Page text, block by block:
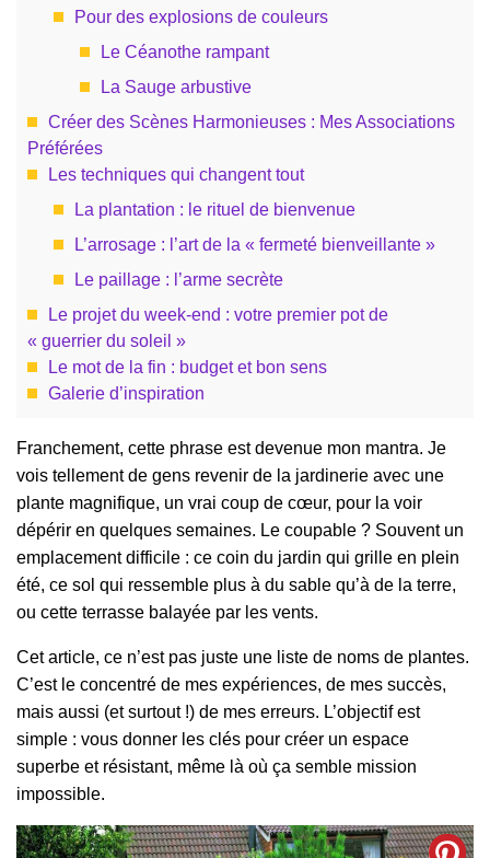
Pour des explosions de couleurs
Le Céanothe rampant
La Sauge arbustive
Créer des Scènes Harmonieuses : Mes Associations
Préférées
Les techniques qui changent tout
La plantation : le rituel de bienvenue
L’arrosage : l’art de la « fermeté bienveillante »
Le paillage : l’arme secrète
Le projet du week-end : votre premier pot de
« guerrier du soleil »
Le mot de la fin : budget et bon sens
Galerie d’inspiration
Franchement, cette phrase est devenue mon mantra. Je
vois tellement de gens revenir de la jardinerie avec une
plante magnifique, un vrai coup de cœur, pour la voir
dépérir en quelques semaines. Le coupable ? Souvent un
emplacement difficile : ce coin du jardin qui grille en plein
été, ce sol qui ressemble plus à du sable qu’à de la terre,
ou cette terrasse balayée par les vents.
Cet article, ce n’est pas juste une liste de noms de plantes.
C’est le concentré de mes expériences, de mes succès,
mais aussi (et surtout !) de mes erreurs. L’objectif est
simple : vous donner les clés pour créer un espace
superbe et résistant, même là où ça semble mission
impossible.